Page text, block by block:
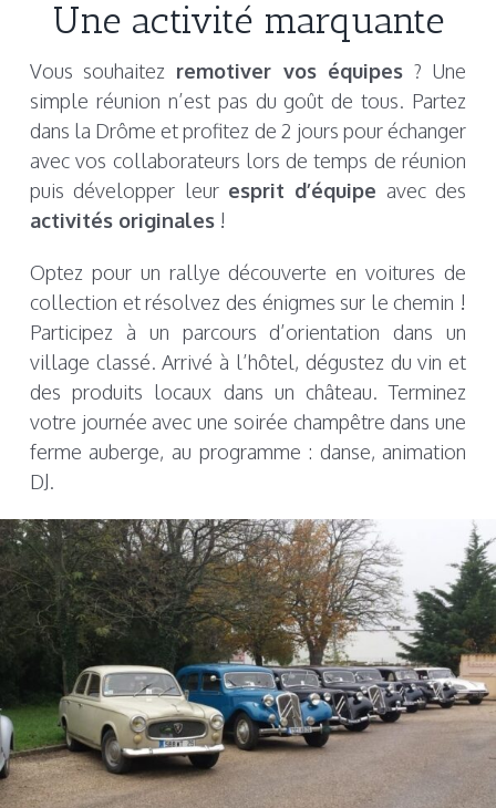
Une activité marquante
Vous souhaitez remotiver vos équipes ? Une
simple réunion n’est pas du goût de tous. Partez
dans la Drôme et profitez de 2 jours pour échanger
avec vos collaborateurs lors de temps de réunion
puis développer leur esprit d’équipe avec des
activités originales!
Optez pour un rallye découverte en voitures de
collection et résolvez des énigmes sur le chemin !
Participez à un parcours d’orientation dans un
village classé. Arrivé à l’hôtel, dégustez du vin et
des produits locaux dans un château. Terminez
votre journée avec une soirée champêtre dans une
ferme auberge, au programme : danse, animation
DJ.